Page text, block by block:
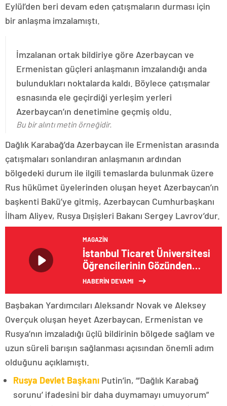
Eylül’den beri devam eden çatışmaların durması için
bir anlaşma imzalamıştı.
İmzalanan ortak bildiriye göre Azerbaycan ve
Ermenistan güçleri anlaşmanın imzalandığı anda
bulundukları noktalarda kaldı. Böylece çatışmalar
esnasında ele geçirdiği yerleşim yerleri
Azerbaycan’ın denetimine geçmiş oldu.
Bu bir alıntı metin örneğidir.
Dağlık Karabağ’da Azerbaycan ile Ermenistan arasında
çatışmaları sonlandıran anlaşmanın ardından
bölgedeki durum ile ilgili temaslarda bulunmak üzere
Rus hükümet üyelerinden oluşan heyet Azerbaycan’ın
başkenti Bakü’ye gitmiş, Azerbaycan Cumhurbaşkanı
İlham Aliyev, Rusya Dışişleri Bakanı Sergey Lavrov’dur.
MAGAZIN
İstanbul Ticaret Üniversitesi
Öğrencilerinin Gözünden
İstanbul Sergisi
HABERİN DEVAMI
Başbakan Yardımcıları Aleksandr Novak ve Aleksey
Overçuk oluşan heyet Azerbaycan, Ermenistan ve
Rusya’nın imzaladığı üçlü bildirinin bölgede sağlam ve
uzun süreli barışın sağlanması açısından önemli adım
olduğunu açıklamıştı.
Rusya Devlet Başkanı Putin’in, “‘Dağlık Karabağ
sorunu’ ifadesini bir daha duymamayı umuyorum”